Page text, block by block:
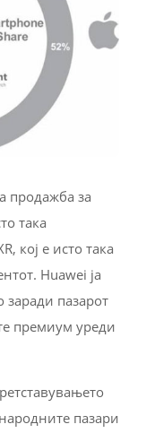
продажба за
така
кој е исто така
Huawei ја
заради пазарот
премиум уреди
пазари